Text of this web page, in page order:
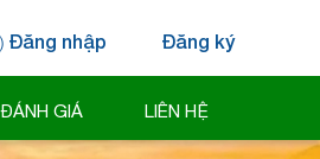
Đăng nhập Đăng ký
ĐÁNH GIÁ LIÊN HỆ